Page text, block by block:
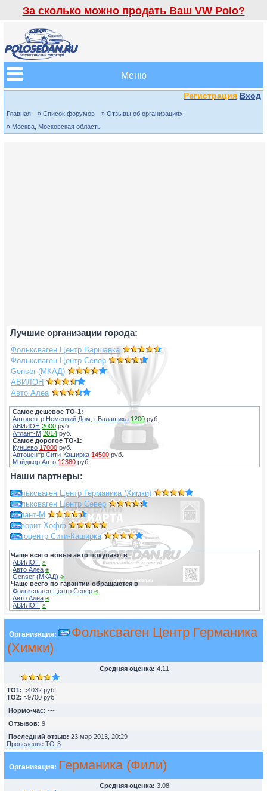
За сколько можно продать Ваш VW Polo?
Меню
Регистрация Вход
Главная » Список форумов
» Отзывы об организациях
» Москва, Московская область
Лучшие организации города:
Фольксваген Центр Варшавка
Фольксваген Центр Север
Genser (МКАД)
АВИЛОН
Авто Алеа
Самое дешевое ТО-1:
Автоцентр Немецкий Дом, г.Балашиха 1200 руб.
АВИЛОН 2000 руб.
Атлант-М 2014 руб.
Самое дорогое ТО-1:
Кунцево 17000 руб.
Автоцентр Сити-Каширка 14500 руб.
Мэйджор Авто 12380 руб.
Наши партнеры:
Фольксваген Центр Германика (Химки)
Фольксваген Центр Север
Атлант-М
Фаворит Хофф
Автоцентр Сити-Каширка
Чаще всего новые авто покупают в
АВИЛОН ⍟
Авто Алеа ⍟
Genser (МКАД) ⍟
Чаще всего по гарантии обращаются в
Фольксваген Центр Север ⍟
Авто Алеа ⍟
АВИЛОН ⍟
Организация:
Фольксваген Центр Германика
(Химки)
Средняя оценка: 4.11
TO1: ≈4032 руб.
TO2: ≈9700 руб.
Нормо-час: ---
Отзывов: 9
Последний отзыв: 23 мар 2013, 20:29
Проведение ТО-3
Организация: Германика (Фили)
Средняя оценка: 3.08